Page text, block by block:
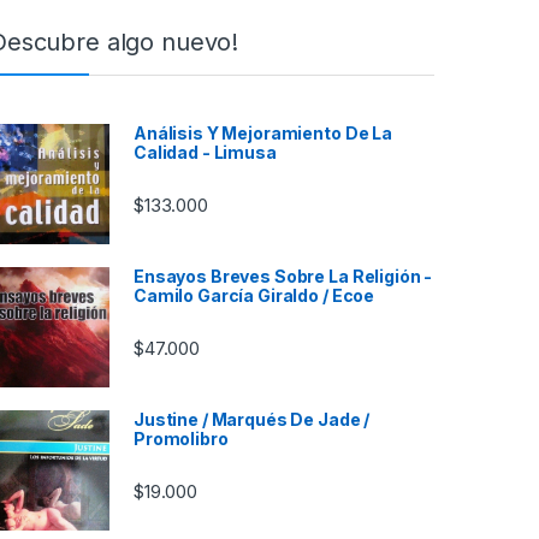
algo nuevo!
Análisis Y Mejoramiento De La
Calidad - Limusa
$133.000
Ensayos Breves Sobre La Religión -
Camilo García Giraldo / Ecoe
$47.000
Justine / Marqués De Jade /
Promolibro
$19.000